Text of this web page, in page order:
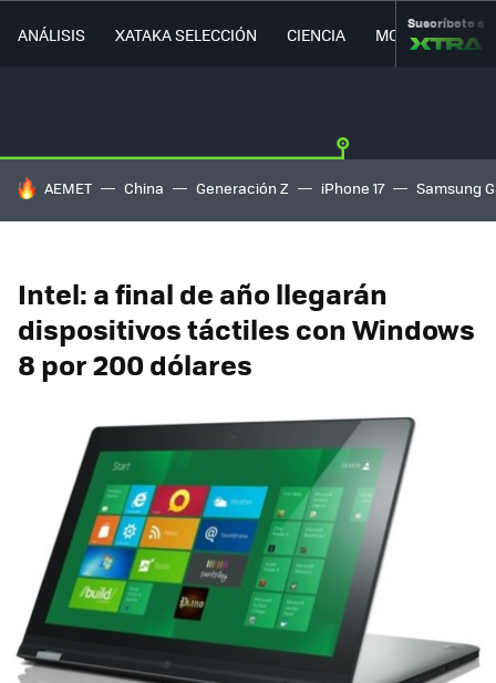
ANÁLISIS XATAKA SELECCIÓN CIENCIA MOVILIDAD
Suscríbete a
HOY SE HABLA DE
AEMET China Generación Z iPhone 17 Samsung
Intel: a final de año llegarán
dispositivos táctiles con Windows
8 por 200 dólares